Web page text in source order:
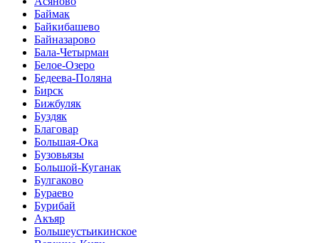
Баймак
Байкибашево
Байназарово
Бала-Четырман
Белое-Озеро
Бедеева-Поляна
Бирск
Бижбуляк
Буздяк
Благовар
Большая-Ока
Бузовьязы
Большой-Куганак
Булгаково
Бураево
Бурибай
Акъяр
Большеустьикинское